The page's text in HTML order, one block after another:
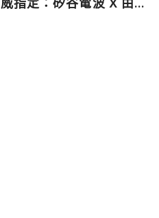
威指定：矽谷電波 X 由內